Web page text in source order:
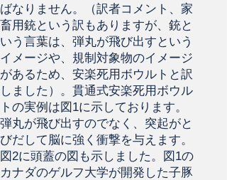
ばなりません。（訳者コメント、家
畜用銃という訳もありますが、銃と
いう言葉は、弾丸が飛び出すという
イメージや、規制対象物のイメージ
があるため、安楽死用ボウルトと訳
しました）。貫通式安楽死用ボウル
トの実例は図1に示しております。
弾丸が飛び出すのでなく、突起がと
びだして脳に強く衝撃を与えます。
図2に頭蓋の図も示しました。図1の
カナダのゲルフ大学が開発した子豚